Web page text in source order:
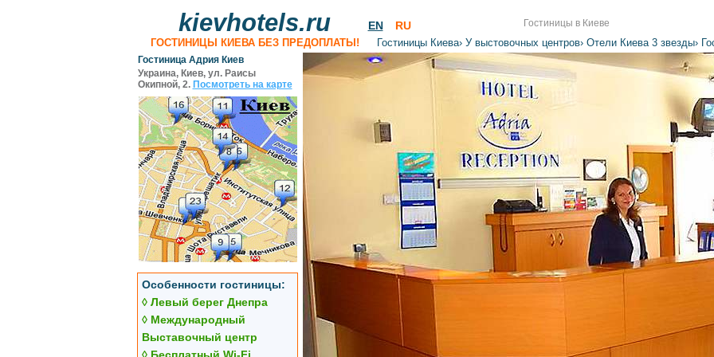
Гостиницы в Киеве
kievhotels.ru EN RU
ГОСТИНИЦЫ КИЕВА БЕЗ ПРЕДОПЛАТЫ! Гостиницы Киева› У выстовочных центров› Отели Киева 3 звезды›
Гостиница Адрия Киев
Украина, Киев, ул. Раисы
Окипной, 2. Посмотреть на карте
Особенности гостиницы:
◊ Левый берег Днепра
◊ Международный
Выставочный центр